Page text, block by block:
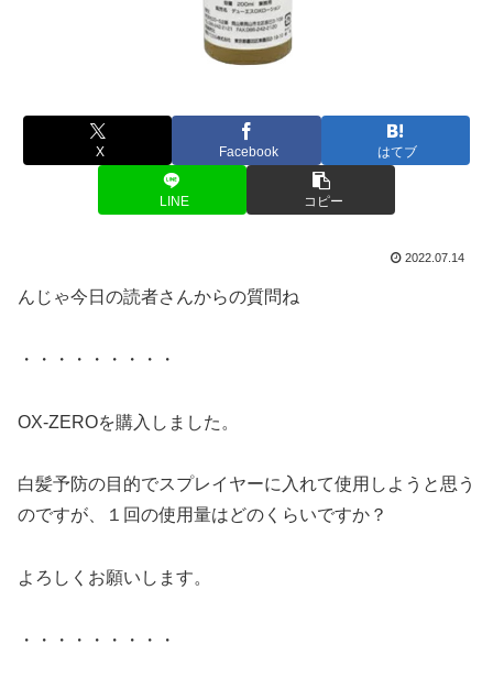
X Facebook はてブ
LINE コピー
2022.07.14
んじゃ今日の読者さんからの質問ね
・・・・・・・・・
OX-ZEROを購入しました。
白髪予防の目的でスプレイヤーに入れて使用しようと思う
のですが、１回の使用量はどのくらいですか？
よろしくお願いします。
・・・・・・・・・